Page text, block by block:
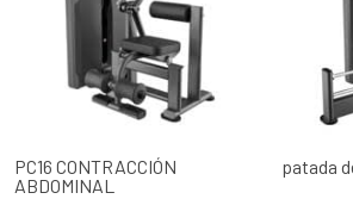
PC16 CONTRACCIÓN
ABDOMINAL
patada